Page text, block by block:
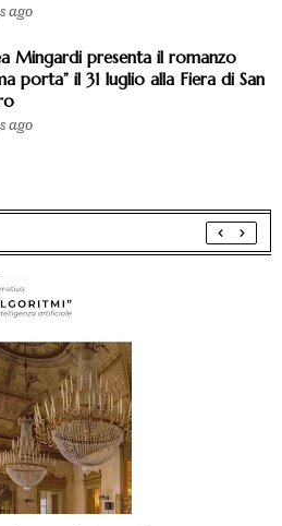
ago
Mingardi presenta il romanzo
porta” il 31 luglio alla Fiera di San
ago